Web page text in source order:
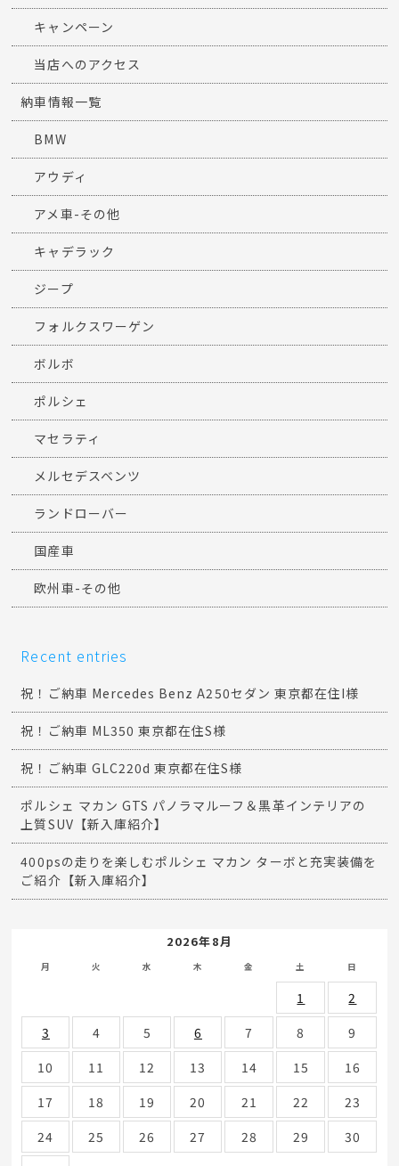
キャンペーン
当店へのアクセス
納車情報一覧
BMW
アウディ
アメ車-その他
キャデラック
ジープ
フォルクスワーゲン
ボルボ
ポルシェ
マセラティ
メルセデスベンツ
ランドローバー
国産車
欧州車-その他
Recent entries
祝！ご納車 Mercedes Benz A250セダン 東京都在住I様
祝！ご納車 ML350 東京都在住S様
祝！ご納車 GLC220d 東京都在住S様
ポルシェ マカン GTS パノラマルーフ＆黒革インテリアの
上質SUV【新入庫紹介】
400psの走りを楽しむポルシェ マカン ターボと充実装備を
ご紹介【新入庫紹介】
2026年8月
月 火 水 木 金 土 日
1
2
3
4 5 6 7 8
9
10
11 12 13 14 15
16
17
18 19 20 21 22
23
24
25 26 27 28 29
30